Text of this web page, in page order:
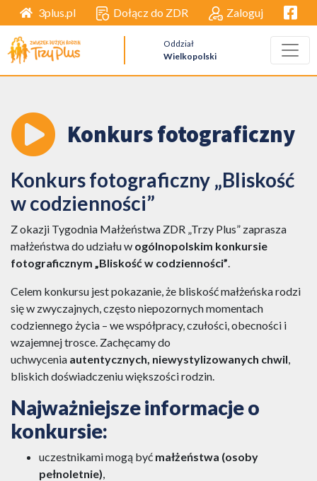
3plus.pl Dołącz do ZDR Zaloguj
Oddział
Wielkopolski
Konkurs fotograficzny
Konkurs fotograficzny „Bliskość
w codzienności”
Z okazji Tygodnia Małżeństwa ZDR „Trzy Plus” zaprasza
małżeństwa do udziału w ogólnopolskim konkursie
fotograficznym „Bliskość w codzienności”.
Celem konkursu jest pokazanie, że bliskość małżeńska rodzi
się w zwyczajnych, często niepozornych momentach
codziennego życia – we współpracy, czułości, obecności i
wzajemnej trosce. Zachęcamy do
uchwycenia autentycznych, niewystylizowanych chwil,
bliskich doświadczeniu większości rodzin.
Najważniejsze informacje o
konkursie:
uczestnikami mogą być małżeństwa (osoby
pełnoletnie),